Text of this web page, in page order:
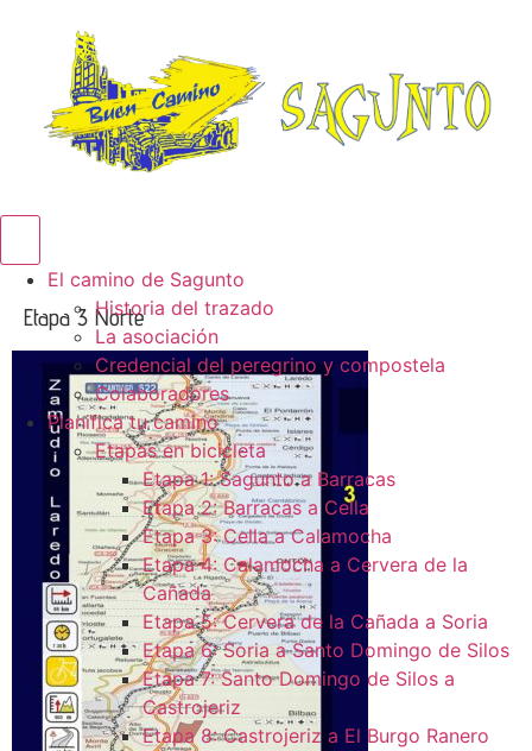
El camino de Sagunto
Historia del trazado
La asociación
Credencial del peregrino y compostela
Colaboradores
Planifica tu camino
Etapas en bicicleta
Etapa 1: Sagunto a Barracas
Etapa 2: Barracas a Cella
Etapa 3: Cella a Calamocha
Etapa 4: Calamocha a Cervera de la
Cañada
Etapa 5: Cervera de la Cañada a Soria
Etapa 6: Soria a Santo Domingo de Silos
Etapa 7: Santo Domingo de Silos a
Castrojeriz
Etapa 8: Castrojeriz a El Burgo Ranero
Etapa 3 Norte